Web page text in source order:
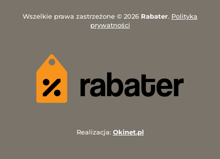
Wszelkie prawa zastrzeżone © 2026 Rabater. Polityka
prywatności
Realizacja: Okinet.pl